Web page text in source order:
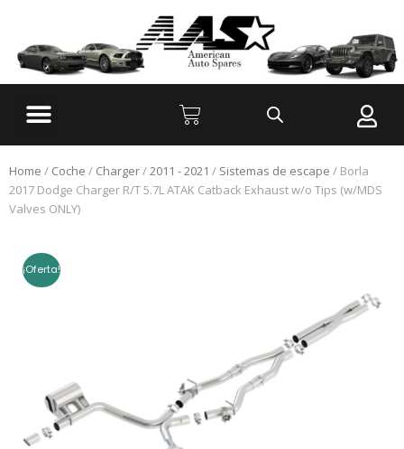
Home / Coche / Charger/2011 - 2021 / Sistemas de escape / Borla
2017 Dodge Charger R/T 5.7L ATAK Catback Exhaust w/o Tips (w/MDS
Valves ONLY)
¡Oferta!